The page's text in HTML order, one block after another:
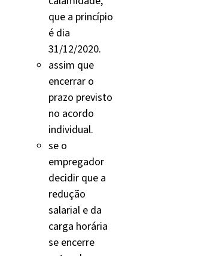
que a princípio
é dia
31/12/2020.
assim que
encerrar o
prazo previsto
no acordo
individual.
se o
empregador
decidir que a
redução
salarial e da
carga horária
se encerre